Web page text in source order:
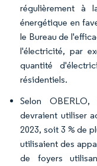
régulièrement à
énergétique en
le Bureau de
l'électricité, par
quantité
résidentiels.
Selon
devraient utiliser
2023, soit 3 % de
utilisaient des
de foyers